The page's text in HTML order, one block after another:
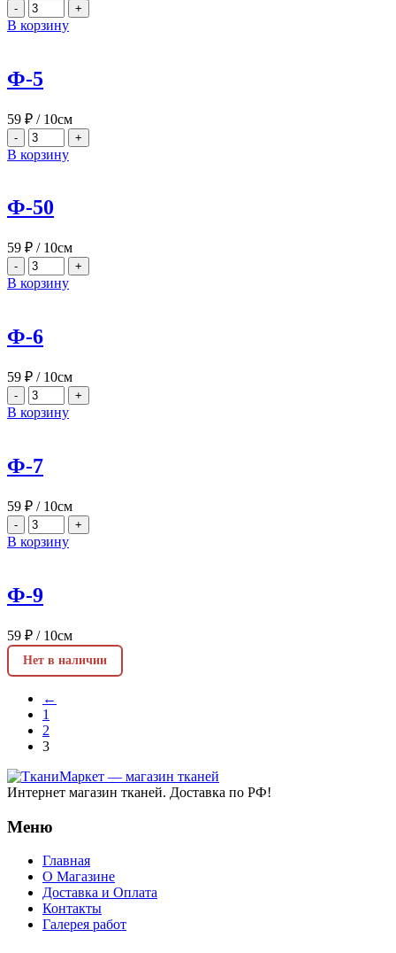
- +
В корзину
Ф-5
59 ₽ / 10см
- +
В корзину
Ф-50
59 ₽ / 10см
- +
В корзину
Ф-6
59 ₽ / 10см
- +
В корзину
Ф-7
59 ₽ / 10см
- +
В корзину
Ф-9
59 ₽ / 10см
Нет в наличии
←
1
2
3
Интернет магазин тканей. Доставка по РФ!
Меню
Главная
О Магазине
Доставка и Оплата
Контакты
Галерея работ